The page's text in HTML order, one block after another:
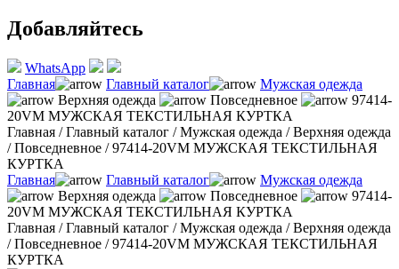
Добавляйтесь
WhatsApp
Главная
Главный каталог
Мужская одежда
Верхняя одежда
Повседневное
97414-
20VM МУЖСКАЯ ТЕКСТИЛЬНАЯ КУРТКА
Главная /Главный каталог /Мужская одежда /Верхняя одежда
/Повседневное /97414-20VM МУЖСКАЯ ТЕКСТИЛЬНАЯ
КУРТКА
Главная
Главный каталог
Мужская одежда
Верхняя одежда
Повседневное
97414-
20VM МУЖСКАЯ ТЕКСТИЛЬНАЯ КУРТКА
Главная /Главный каталог /Мужская одежда /Верхняя одежда
/Повседневное /97414-20VM МУЖСКАЯ ТЕКСТИЛЬНАЯ
КУРТКА